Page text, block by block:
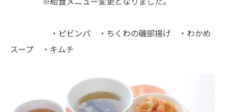
・ピビンパ ・ちくわの磯部揚げ ・わかめ
スープ ・キムチ